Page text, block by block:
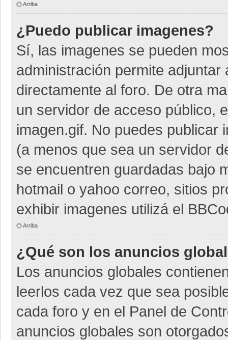
Arriba
¿Puedo publicar imagenes?
Sí, las imagenes se pueden
administración permite
directamente al foro. De otra
un servidor de acceso público,
imagen.gif. No puedes publicar
(a menos que sea un servidor
se encuentren guardadas bajo
hotmail o yahoo correo, sitios
exhibir imagenes utilizá el
Arriba
¿Qué son los anuncios
Los anuncios globales
leerlos cada vez que sea
cada foro y en el Panel de
anuncios globales son